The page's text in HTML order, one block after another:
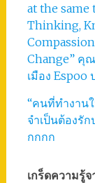
at the same
Thinking,
Change” คุ
เมือง Espoo
“คนที่ทำงาน
จำเป็นต้องรั
กกกก
เกร็ดความรู้